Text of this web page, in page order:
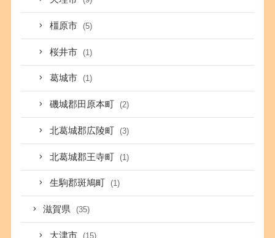
橿原市 (5)
桜井市 (1)
葛城市 (1)
磯城郡田原本町 (2)
北葛城郡広陵町 (3)
北葛城郡王寺町 (1)
生駒郡斑鳩町 (1)
滋賀県 (35)
大津市 (15)